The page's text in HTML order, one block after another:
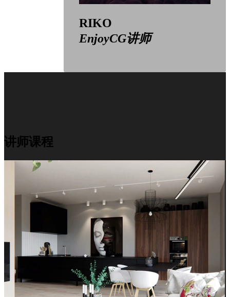
RIKO
EnjoyCG讲师
讲师课程